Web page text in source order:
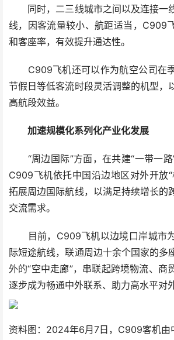
同时，二三线城市之间以及连接一
线，因客流量较小、航距适当，C909
和客座率，有效提升通达性。
C909飞机还可以作为航空公司在
节假日等低客流时段灵活调整的机型，
高航段效益。
加速规模化系列化产业化发展
“周边国际”方面，在共建“一带一路”
C909飞机依托中国沿边地区对外开放
拓展周边国际航线，以满足持续增长的
交流需求。
目前，C909飞机以边境口岸城市
际短途航线，联通周边十余个国家的多
外的“空中走廊”，串联起跨境物流、商
逐步成为畅通中外联系、助力高水平对
资料图：2024年6月7日，C909客机由